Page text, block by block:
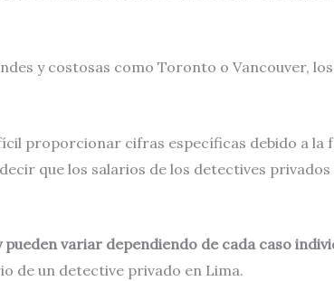
y costosas como Toronto o Vancouver,
proporcionar cifras específicas debido a la
que los salarios de los detectives privados
variar dependiendo de cada caso
de un detective privado en Lima.